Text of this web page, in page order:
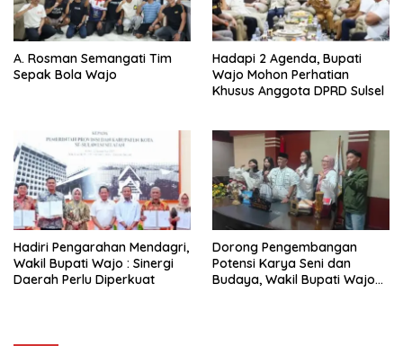
A. Rosman Semangati Tim
Sepak Bola Wajo
Hadapi 2 Agenda, Bupati
Wajo Mohon Perhatian
Khusus Anggota DPRD Sulsel
Hadiri Pengarahan Mendagri,
Wakil Bupati Wajo : Sinergi
Daerah Perlu Diperkuat
Dorong Pengembangan
Potensi Karya Seni dan
Budaya, Wakil Bupati Wajo